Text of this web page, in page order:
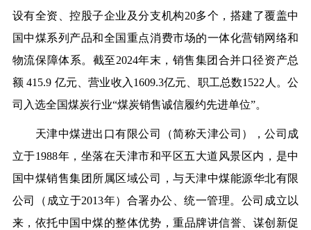
设有全资、控股子企业及分支机构20多个，搭建了覆盖中
国中煤系列产品和全国重点消费市场的一体化营销网络和
物流保障体系。截至2024年末，销售集团合并口径资产总
额 415.9 亿元、营业收入1609.3亿元、职工总数1522人。公
司入选全国煤炭行业“煤炭销售诚信履约先进单位”。
天津中煤进出口有限公司（简称天津公司），公司成
立于1988年，坐落在天津市和平区五大道风景区内，是中
国中煤销售集团所属区域公司，与天津中煤能源华北有限
公司（成立于2013年）合署办公、统一管理。公司成立以
来，依托中国中煤的整体优势，重品牌讲信誉、谋创新促